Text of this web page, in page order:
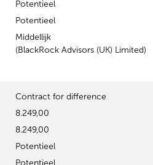
Potentieel
Potentieel
Middellijk
(BlackRock Advisors (UK) Limited)
Contract for difference
8.249,00
8.249,00
Potentieel
Potentieel